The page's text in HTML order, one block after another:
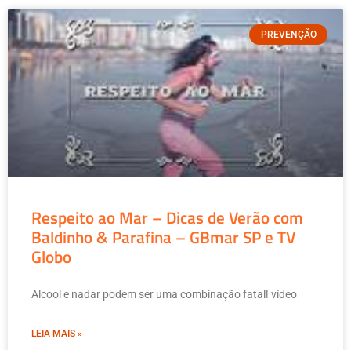
PREVENÇÃO
Respeito ao Mar – Dicas de Verão com
Baldinho & Parafina – GBmar SP e TV
Globo
Alcool e nadar podem ser uma combinação fatal! vídeo
LEIA MAIS »